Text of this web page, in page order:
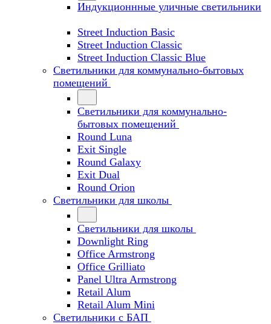
Индукционнные уличные светильники
Street Induction Basic
Street Induction Classic
Street Induction Classic Blue
Светильники для коммунально-бытовых
помещений
Светильники для коммунально-
бытовых помещений
Round Luna
Exit Single
Round Galaxy
Exit Dual
Round Orion
Светильники для школы
Светильники для школы
Downlight Ring
Office Armstrong
Office Grilliato
Panel Ultra Armstrong
Retail Alum
Retail Alum Mini
Светильники с БАП